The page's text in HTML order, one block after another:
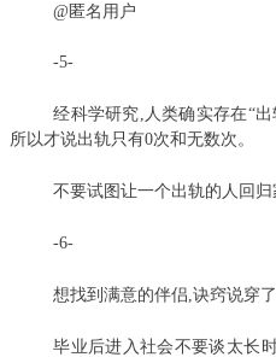
@匿名用户
-5-
经科学研究,人类确实存在“
所以才说出轨只有0次和无数次。
不要试图让一个出轨的人回
-6-
想找到满意的伴侣,诀窍说穿
毕业后进入社会不要谈太长